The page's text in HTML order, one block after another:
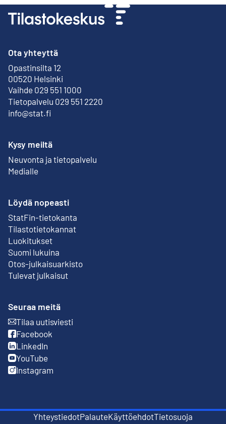
Ota yhteyttä
Opastinsilta 12
00520 Helsinki
Ulkoinen linkki
Vaihde 029 551 1000
Tietopalvelu 029 551 2220
info@stat.fi
Kysy meiltä
Neuvonta ja tietopalvelu
Medialle
Löydä nopeasti
StatFin-tietokanta
Ulkoinen linkki
Tilastotietokannat
Luokitukset
Suomi lukuina
Otos-julkaisuarkisto
Ulkoinen linkki
Tulevat julkaisut
Seuraa meitä
Tilaa uutisviesti
Ulkoinen linkki
Facebook
Ulkoinen linkki
LinkedIn
Ulkoinen linkki
YouTube
Ulkoinen linkki
Instagram
Ulkoinen linkki
YhteystiedotPalaute
Ulkoinen linkki
Käyttöehdot
Ulkoinen linkki
Tietosuoja